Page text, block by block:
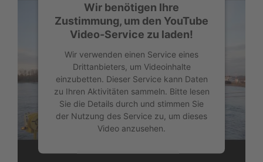
Wir benötigen Ihre
Zustimmung, um den YouTube
Video-Service zu laden!
Wir verwenden einen Service eines
Drittanbieters, um Videoinhalte
einzubetten. Dieser Service kann Daten
zu Ihren Aktivitäten sammeln. Bitte lesen
Sie die Details durch und stimmen Sie
der Nutzung des Service zu, um dieses
Video anzusehen.